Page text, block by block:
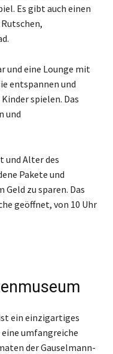
Es gibt auch einen
und eine Lounge mit
entspannen und
spielen. Das
und
und Alter des
Pakete und
zu sparen. Das
geöffnet, von 10 Uhr
ein einzigartiges
umfangreiche
der Gauselmann-